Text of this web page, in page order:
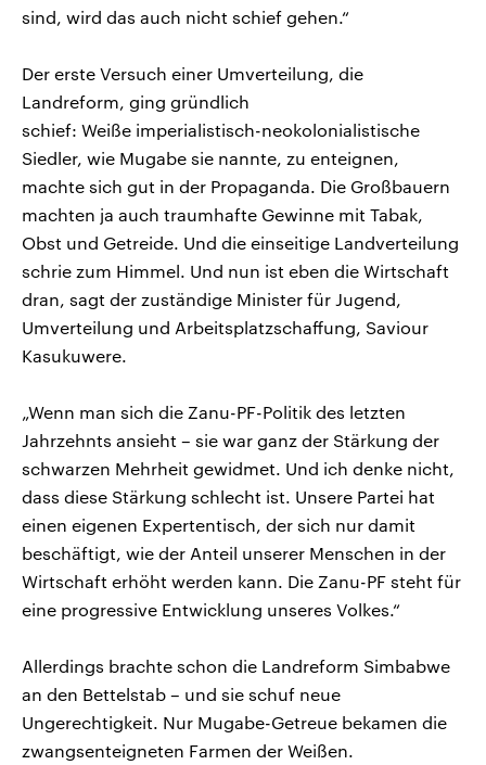
sind, wird das auch nicht schief gehen.“
Der erste Versuch einer Umverteilung, die
Landreform, ging gründlich
schief: Weiße imperialistisch-neokolonialistische
Siedler, wie Mugabe sie nannte, zu enteignen,
machte sich gut in der Propaganda. Die Großbauern
machten ja auch traumhafte Gewinne mit Tabak,
Obst und Getreide. Und die einseitige Landverteilung
schrie zum Himmel. Und nun ist eben die Wirtschaft
dran, sagt der zuständige Minister für Jugend,
Umverteilung und Arbeitsplatzschaffung, Saviour
Kasukuwere.
„Wenn man sich die Zanu-PF-Politik des letzten
Jahrzehnts ansieht – sie war ganz der Stärkung der
schwarzen Mehrheit gewidmet. Und ich denke nicht,
dass diese Stärkung schlecht ist. Unsere Partei hat
einen eigenen Expertentisch, der sich nur damit
beschäftigt, wie der Anteil unserer Menschen in der
Wirtschaft erhöht werden kann. Die Zanu-PF steht für
eine progressive Entwicklung unseres Volkes.“
Allerdings brachte schon die Landreform Simbabwe
an den Bettelstab – und sie schuf neue
Ungerechtigkeit. Nur Mugabe-Getreue bekamen die
zwangsenteigneten Farmen der Weißen.